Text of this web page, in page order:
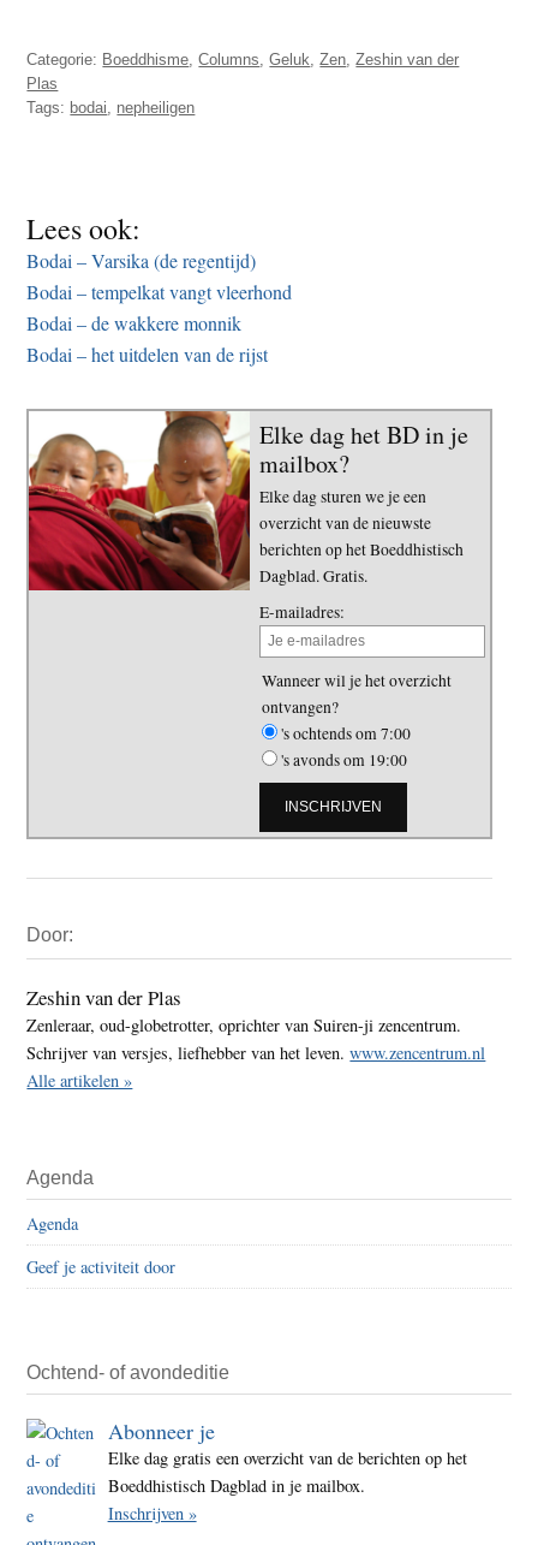
Categorie: Boeddhisme ,Columns ,Geluk ,Zen ,Zeshin van der
Plas
Tags: bodai nepheiligen
Lees ook:
Bodai – Varsika (de regentijd)
Bodai – tempelkat vangt vleerhond
Bodai – de wakkere monnik
Bodai – het uitdelen van de rijst
Elke dag het BD in je
mailbox?
Elke dag sturen we je een
overzicht van de nieuwste
berichten op het Boeddhistisch
Dagblad. Gratis.
E-mailadres:
Wanneer wil je het overzicht
ontvangen?
's ochtends om 7:00
's avonds om 19:00
Sidebar
Door:
Zeshin van der Plas
Zenleraar, oud-globetrotter, oprichter van Suiren-ji zencentrum.
Schrijver van versjes, liefhebber van het leven.www.zencentrum.nl
Alle artikelen »
Agenda
Agenda
Geef je activiteit door
Ochtend- of avondeditie
Abonneer je
Elke dag gratis een overzicht van de berichten op het
Boeddhistisch Dagblad in je mailbox.
Inschrijven »